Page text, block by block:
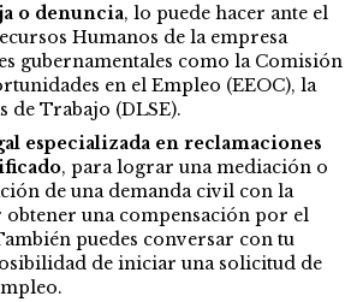
o denuncia, lo puede hacer ante el
Humanos de la empresa
gubernamentales como la Comisión
en el Empleo (EEOC), la
de Trabajo (DLSE).
especializada en reclamaciones
, para lograr una mediación o
de una demanda civil con la
una compensación por el
puedes conversar con tu
de iniciar una solicitud de